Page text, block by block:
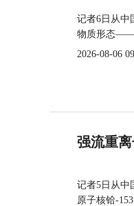
记者6日从中
物质形态——
2026-08-06
强流重
记者5日从中
原子核铪-